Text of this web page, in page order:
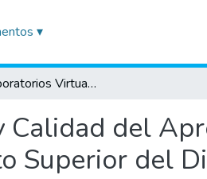
▾
Uso de Laboratorios Virtuales y Calidad del Aprendizaje en Estudiantes de Diseño Gráfico de un Instituto Superior del Distrito de San Isidro, 2023
del
Superior del